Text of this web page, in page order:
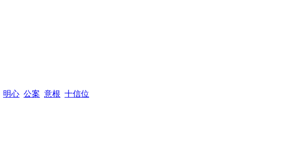
明心 公案 意根 十信位